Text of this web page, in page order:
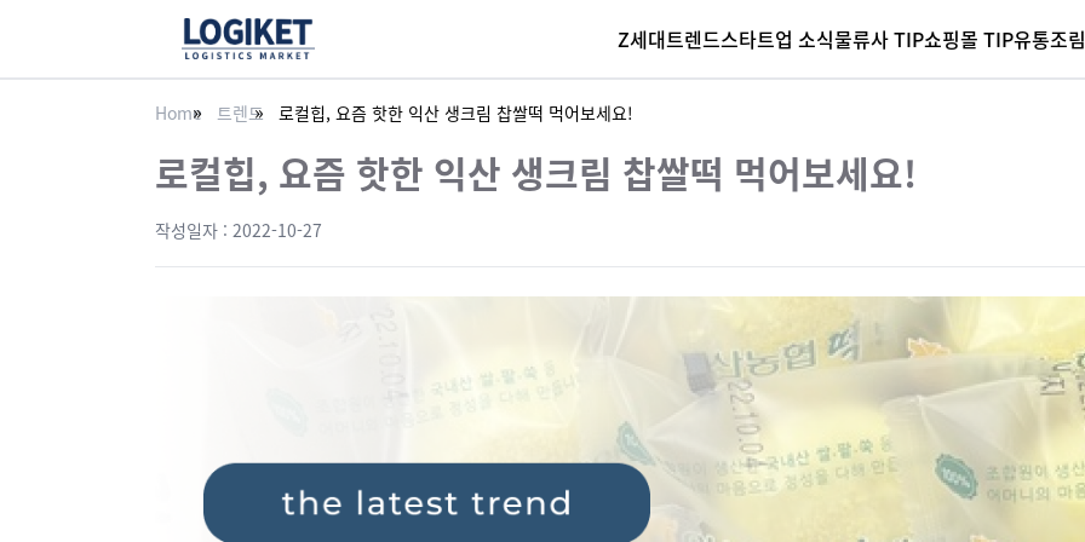
Z세대트렌드스타트업 소식물류사 TIP쇼핑몰 TIP유통조림
Home 트렌드 로컬힙, 요즘 핫한 익산 생크림 찹쌀떡 먹어보세요!
로컬힙, 요즘 핫한 익산 생크림 찹쌀떡 먹어보세요!
작성일자 : 2022-10-27